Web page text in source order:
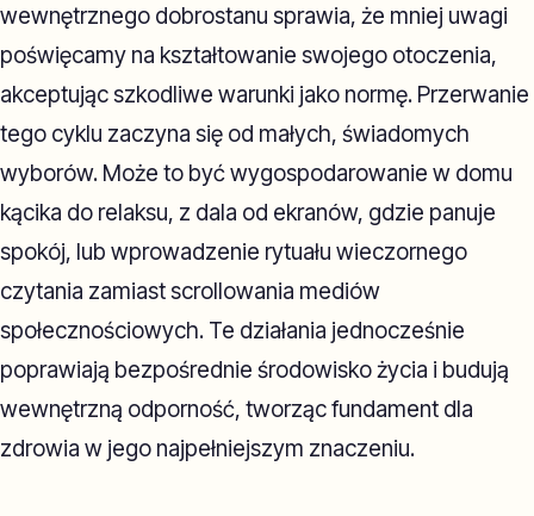
wewnętrznego dobrostanu sprawia, że mniej uwagi
poświęcamy na kształtowanie swojego otoczenia,
akceptując szkodliwe warunki jako normę. Przerwanie
tego cyklu zaczyna się od małych, świadomych
wyborów. Może to być wygospodarowanie w domu
kącika do relaksu, z dala od ekranów, gdzie panuje
spokój, lub wprowadzenie rytuału wieczornego
czytania zamiast scrollowania mediów
społecznościowych. Te działania jednocześnie
poprawiają bezpośrednie środowisko życia i budują
wewnętrzną odporność, tworząc fundament dla
zdrowia w jego najpełniejszym znaczeniu.